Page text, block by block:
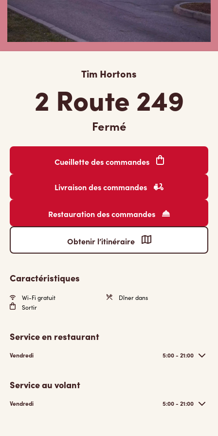
Tim Hortons
2 Route 249
Fermé
Cueillette des commandes
Livraison des commandes
Restauration des commandes
Obtenir l’itinéraire
Caractéristiques
Wi-Fi gratuit
Dîner dans
Sortir
Service en restaurant
Vendredi 5:00 - 21:00
Service au volant
Vendredi 5:00 - 21:00